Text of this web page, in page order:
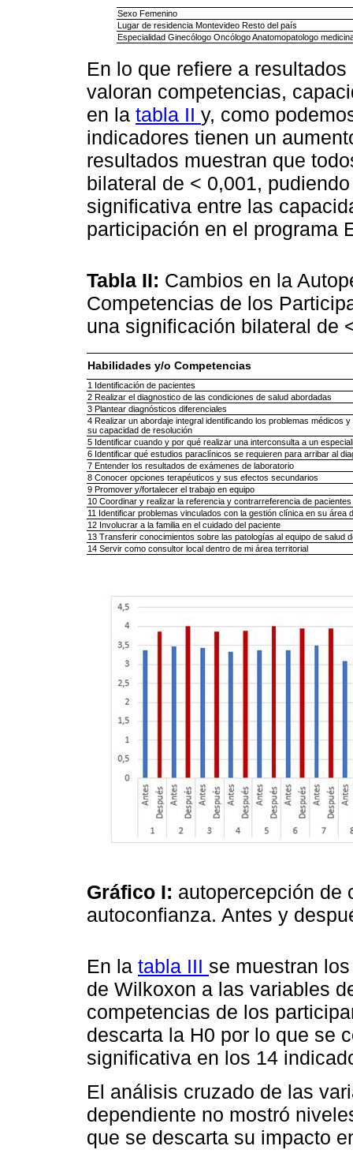
Sexo Femenino
Lugar de residencia Montevideo Resto del país
Especialidad Ginecólogo Oncólogo Anatomopatologo
En lo que refiere a
valoran competencias,
en la tabla II y, como
indicadores tienen un
resultados muestran que
bilateral de < 0,001,
significativa entre las
participación en el programa
Tabla II: Cambios en la
Competencias de los
una significación bilateral de
Habilidades y/o Competencias
1 Identificación de pacientes
2 Realizar el diagnostico de las condiciones de salud abordadas
3 Plantear diagnósticos diferenciales
4 Realizar un abordaje integral identificando los problemas médicos
su capacidad de resolución
5 Identificar cuando y por qué realizar una interconsulta a un
6 Identificar qué estudios paraclínicos se requieren para arribar al
7 Entender los resultados de exámenes de laboratorio
8 Conocer opciones terapéuticos y sus efectos secundarios
9 Promover y/fortalecer el trabajo en equipo
10 Coordinar y realizar la referencia y contrarreferencia de pacientes
11 Identificar problemas vinculados con la gestión clínica en su área
12 Involucrar a la familia en el cuidado del paciente
13 Transferir conocimientos sobre las patologías al equipo de salud
14 Servir como consultor local dentro de mi área territorial
Gráfico I: autopercepción de
autoconfianza. Antes y
En la tabla III se muestran
de Wilkoxon a las variables
competencias de los
descarta la H0 por lo que se
significativa en los 14
El análisis cruzado de las
dependiente no mostró
que se descarta su impacto